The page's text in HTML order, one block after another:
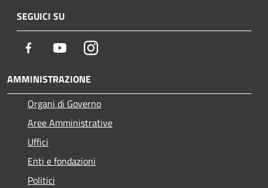
SEGUICI SU
Facebook YoutubeInstagram
AMMINISTRAZIONE
Organi di Governo
Aree Amministrative
Uffici
Enti e fondazioni
Politici